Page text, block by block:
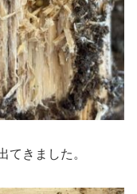
てきました。